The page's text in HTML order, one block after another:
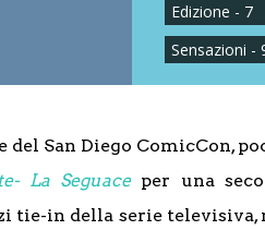
Edizione - 7
Sensazioni -
San Diego ComicCon,
La Seguaceper una
tie-in della serie televisiva,